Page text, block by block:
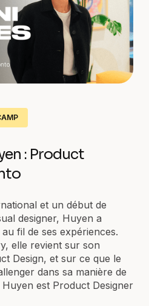
: Product
et un début de
designer, Huyen a
fil de ses expériences.
elle revient sur son
Design, et sur ce que le
dans sa manière de
est Product Designer